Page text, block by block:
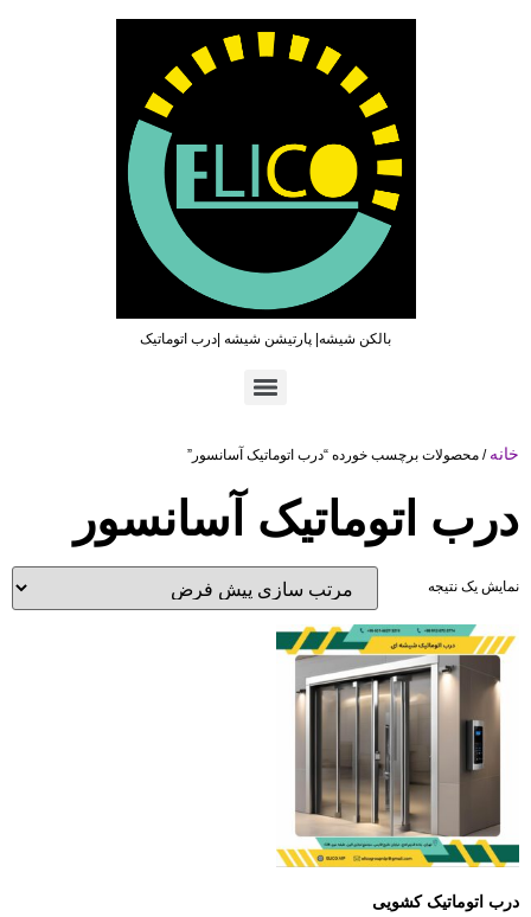
بالکن شیشه| پارتیشن شیشه |درب اتوماتیک
خانه / محصولات برچسب خورده “درب اتوماتیک آسانسور”
درب اتوماتیک آسانسور
نمایش یک نتیجه
درب اتوماتیک کشویی